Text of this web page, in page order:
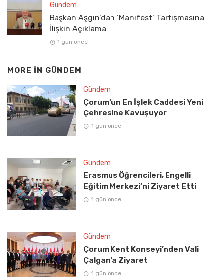
Gündem
Başkan Aşgın’dan ‘Manifest’ Tartışmasına
İlişkin Açıklama
1 gün önce
MORE IN GÜNDEM
Gündem
Çorum’un En İşlek Caddesi Yeni
Çehresine Kavuşuyor
1 gün önce
Gündem
Erasmus Öğrencileri, Engelli
Eğitim Merkezi’ni Ziyaret Etti
1 gün önce
Gündem
Çorum Kent Konseyi’nden Vali
Çalgan’a Ziyaret
1 gün önce